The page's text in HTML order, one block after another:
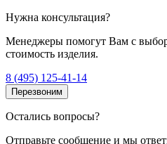
Нужна консультация?
Менеджеры помогут Вам с
стоимость изделия.
8 (495) 125-41-14
Перезвоним
Остались вопросы?
Отправьте сообщение и мы